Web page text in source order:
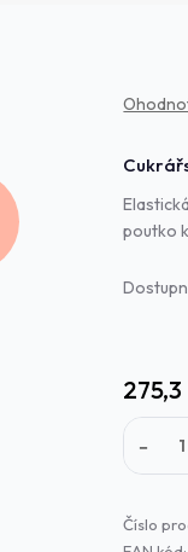
poutko
Číslo